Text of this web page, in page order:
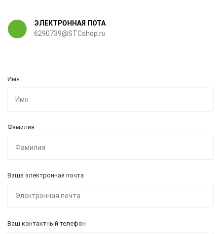
ЭЛЕКТРОННАЯ ПОТА
6290739@STCshop.ru
Имя
Фамилия
Ваша электронная почта
Ваш контактный телефон